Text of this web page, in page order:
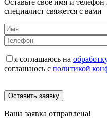
Оставьте своё имя и
специалист свяжется с вами
я соглашаюсь на
соглашаюсь с политикой
Оставить заявку
Ваша заявка отправлена!